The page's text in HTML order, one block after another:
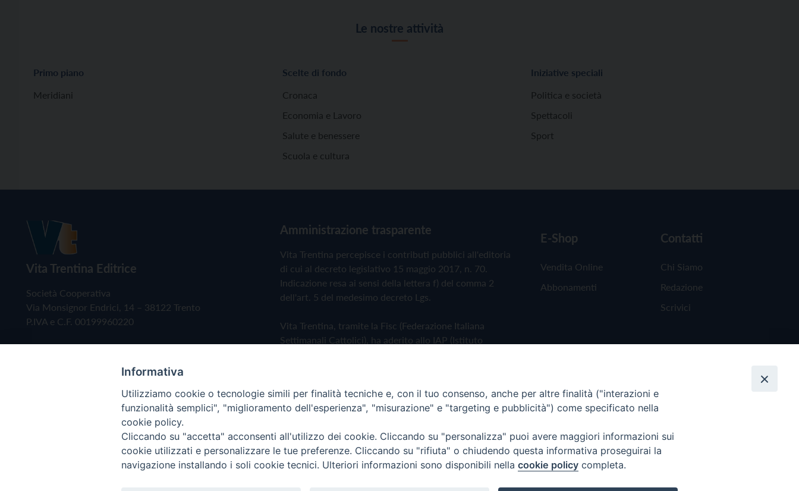
Le nostre attività
Primo piano
Meridiani
Scelte di fondo
Cronaca
Economia e Lavoro
Salute e benessere
Scuola e cultura
Iniziative speciali
Politica e società
Spettacoli
Sport
Vita Trentina Editrice
Società Cooperativa
Via Monsignor Endrici, 14 – 38122 Trento
P.IVA e C.F. 00199960220
Amministrazione trasparente
Vita Trentina percepisce i contributi pubblici all'editoria
di cui al decreto legislativo 15 maggio 2017, n. 70.
Indicazione resa ai sensi della lettera f) del comma 2
dell'art. 5 del medesimo decreto Lgs.
Vita Trentina, tramite la Fisc (Federazione Italiana
Settimanali Cattolici), ha aderito allo IAP (Istituto
Privacy Policy Cookie Policy
E-Shop
Vendita Online
Abbonamenti
Contatti
Chi Siamo
Redazione
Scrivici
Copyright © 2019 - Tutti i diritti riservati - Vita Trentina Editrice
Informativa
Utilizziamo cookie o tecnologie simili per finalità tecniche e, con il tuo consenso, anche per altre finalità ("interazioni e
funzionalità semplici", "miglioramento dell'esperienza", "misurazione" e "targeting e pubblicità") come specificato nella
cookie policy.
Cliccando su "accetta" acconsenti all'utilizzo dei cookie. Cliccando su "personalizza" puoi avere maggiori informazioni sui
cookie utilizzati e personalizzare le tue preferenze. Cliccando su "rifiuta" o chiudendo questa informativa proseguirai la
navigazione installando i soli cookie tecnici. Ulteriori informazioni sono disponibili nella cookie policy completa.